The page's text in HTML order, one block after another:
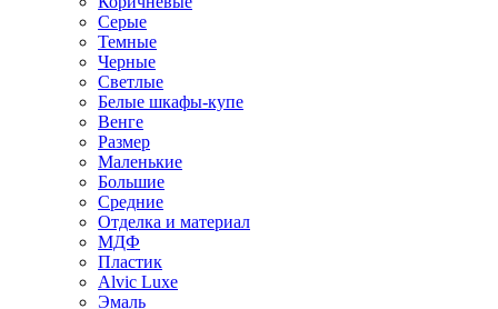
Серые
Темные
Черные
Светлые
Белые шкафы-купе
Венге
Размер
Маленькие
Большие
Средние
Отделка и материал
МДФ
Пластик
Alvic Luxe
Эмаль